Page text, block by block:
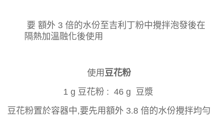
要 額外 3 倍的水份至吉利丁粉中攪拌泡發後在
隔熱加溫融化後使用
使用 豆花粉
1 g 豆花粉 : 46 g 豆漿
豆花粉置於容器中,要先用額外 3.8 倍的水份攪拌均勻